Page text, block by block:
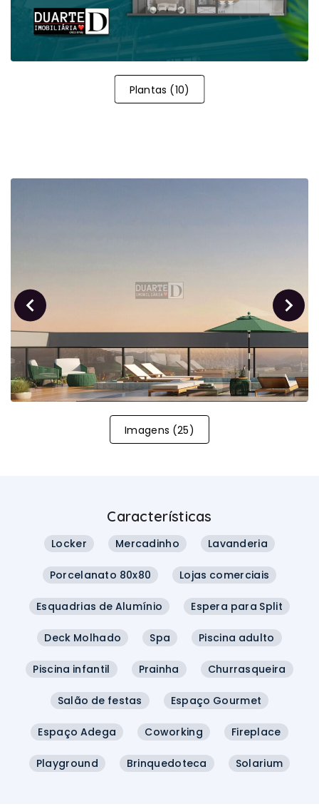
Plantas (10)
Imagens (25)
Características
Locker Mercadinho Lavanderia
Porcelanato 80x80 Lojas comerciais
Esquadrias de Alumínio Espera para Split
Deck Molhado Spa Piscina adulto
Piscina infantil Prainha Churrasqueira
Salão de festas Espaço Gourmet
Espaço Adega Coworking Fireplace
Playground Brinquedoteca Solarium